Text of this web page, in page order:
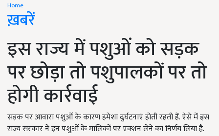
Home
ख़बरें
इस राज्य में पशुओं को सड़क
पर छोड़ा तो पशुपालकों पर तो
होगी कार्रवाई
सड़क पर आवारा पशुओं के कारण हमेशा दुर्घटनाएं होती रहती हैं. ऐसे में इस
राज्य सरकार ने इन पशुओं के मालिकों पर एक्शन लेने का निर्णय लिया है.